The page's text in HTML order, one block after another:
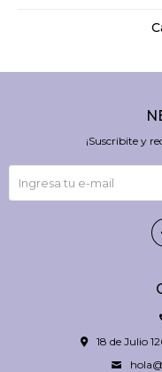
18 de Julio
¡Suscribite y